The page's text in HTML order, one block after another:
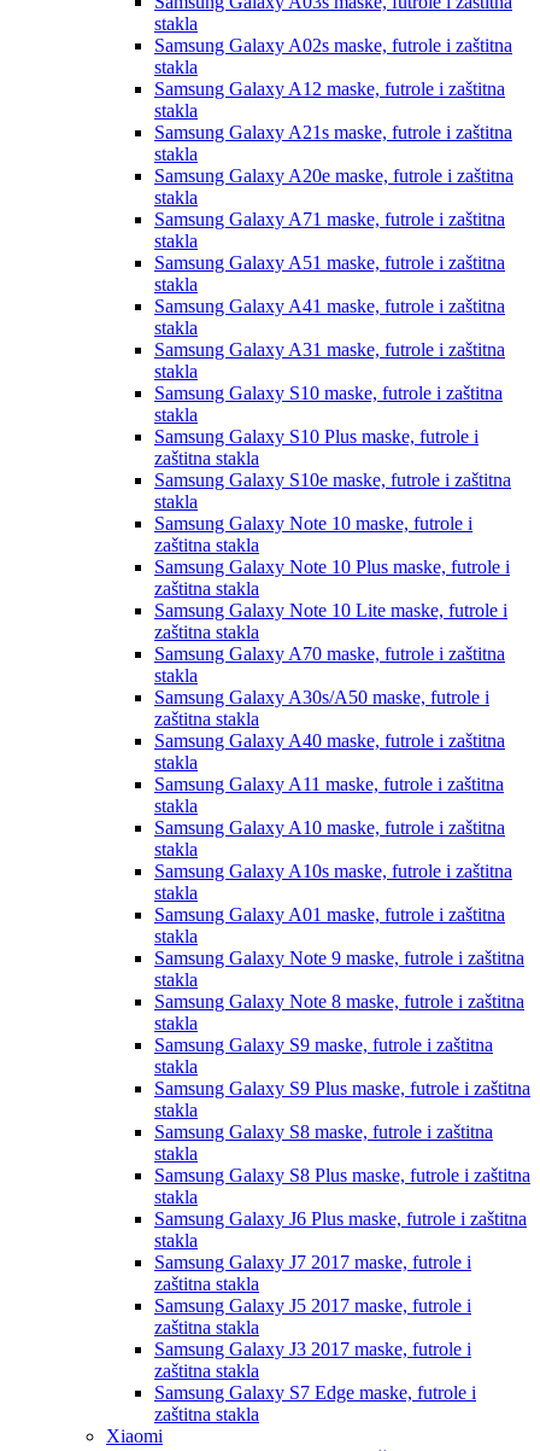
stakla
Samsung Galaxy A02s maske, futrole i zaštitna
stakla
Samsung Galaxy A12 maske, futrole i zaštitna
stakla
Samsung Galaxy A21s maske, futrole i zaštitna
stakla
Samsung Galaxy A20e maske, futrole i zaštitna
stakla
Samsung Galaxy A71 maske, futrole i zaštitna
stakla
Samsung Galaxy A51 maske, futrole i zaštitna
stakla
Samsung Galaxy A41 maske, futrole i zaštitna
stakla
Samsung Galaxy A31 maske, futrole i zaštitna
stakla
Samsung Galaxy S10 maske, futrole i zaštitna
stakla
Samsung Galaxy S10 Plus maske, futrole i
zaštitna stakla
Samsung Galaxy S10e maske, futrole i zaštitna
stakla
Samsung Galaxy Note 10 maske, futrole i
zaštitna stakla
Samsung Galaxy Note 10 Plus maske, futrole i
zaštitna stakla
Samsung Galaxy Note 10 Lite maske, futrole i
zaštitna stakla
Samsung Galaxy A70 maske, futrole i zaštitna
stakla
Samsung Galaxy A30s/A50 maske, futrole i
zaštitna stakla
Samsung Galaxy A40 maske, futrole i zaštitna
stakla
Samsung Galaxy A11 maske, futrole i zaštitna
stakla
Samsung Galaxy A10 maske, futrole i zaštitna
stakla
Samsung Galaxy A10s maske, futrole i zaštitna
stakla
Samsung Galaxy A01 maske, futrole i zaštitna
stakla
Samsung Galaxy Note 9 maske, futrole i zaštitna
stakla
Samsung Galaxy Note 8 maske, futrole i zaštitna
stakla
Samsung Galaxy S9 maske, futrole i zaštitna
stakla
Samsung Galaxy S9 Plus maske, futrole i zaštitna
stakla
Samsung Galaxy S8 maske, futrole i zaštitna
stakla
Samsung Galaxy S8 Plus maske, futrole i zaštitna
stakla
Samsung Galaxy J6 Plus maske, futrole i zaštitna
stakla
Samsung Galaxy J7 2017 maske, futrole i
zaštitna stakla
Samsung Galaxy J5 2017 maske, futrole i
zaštitna stakla
Samsung Galaxy J3 2017 maske, futrole i
zaštitna stakla
Samsung Galaxy S7 Edge maske, futrole i
zaštitna stakla
Xiaomi